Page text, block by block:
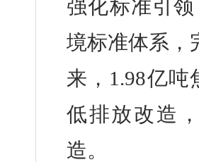
强化标准引
境标准体系，
来，1.98亿
低排放改造
造。